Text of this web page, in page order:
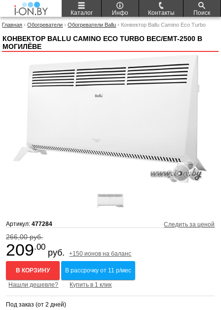
Каталог Инфо Контакты Поиск
Главная ›Обогреватели ›Обогреватели Ballu › Конвектор Ballu Camino Eco Turbo
КОНВЕКТОР BALLU CAMINO ECO TURBO BEC/EMT-2500 В
МОГИЛЁВЕ
Артикул:477284 Следить за ценой
266,00 руб.
209.00
руб. +150 ионов на баланс
В КОРЗИНУ В рассрочку от 11 р/мес
Нашли дешевле? Купить в 1 клик
Под заказ (от 2 дней)